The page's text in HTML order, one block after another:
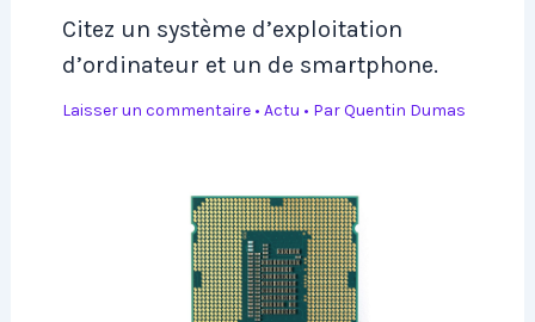
Citez un système d’exploitation
d’ordinateur et un de smartphone.
Laisser un commentaire • Actu • ParQuentin Dumas